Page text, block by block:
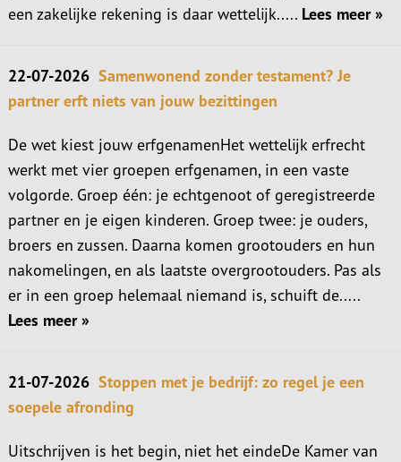
een zakelijke rekening is daar wettelijk..... Lees meer »
22-07-2026 Samenwonend zonder testament? Je
partner erft niets van jouw bezittingen
De wet kiest jouw erfgenamenHet wettelijk erfrecht
werkt met vier groepen erfgenamen, in een vaste
volgorde. Groep één: je echtgenoot of geregistreerde
partner en je eigen kinderen. Groep twee: je ouders,
broers en zussen. Daarna komen grootouders en hun
nakomelingen, en als laatste overgrootouders. Pas als
er in een groep helemaal niemand is, schuift de.....
Lees meer »
21-07-2026 Stoppen met je bedrijf: zo regel je een
soepele afronding
Uitschrijven is het begin, niet het eindeDe Kamer van